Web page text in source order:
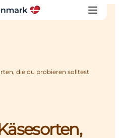
die du probieren solltest